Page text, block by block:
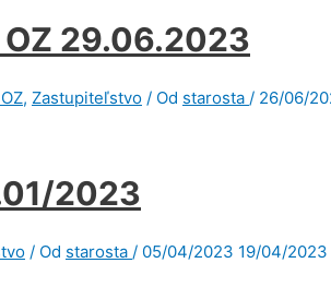
OZ 29.06.2023
, Zastupiteľstvo / Od starosta / 26/06/
2023
/ Od starosta / 05/04/2023 19/04/2023